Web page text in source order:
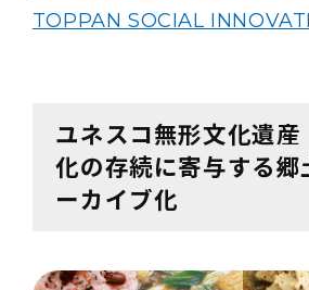
TOPPAN SOCIAL
ユネスコ無形文化遺産
化の存続に寄与する郷
ーカイブ化